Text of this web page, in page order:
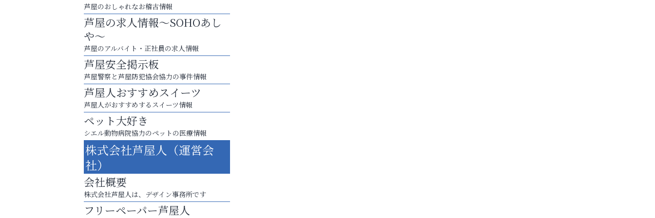
梅雨でカビが繁殖する前に！
エアコン掃除は“今”が最適
アテイン音楽教室
芦屋のおしゃれなお稽古情報
芦屋の求人情報～SOHOあし
や～
芦屋のアルバイト・正社員の求人情報
芦屋安全掲示板
芦屋警察と芦屋防犯協会協力の事件情報
芦屋人おすすめスイーツ
芦屋人がおすすめするスイーツ情報
ペット大好き
シエル動物病院協力のペットの医療情報
株式会社芦屋人（運営会
社）
会社概要
株式会社芦屋人は、デザイン事務所です
フリーペーパー芦屋人